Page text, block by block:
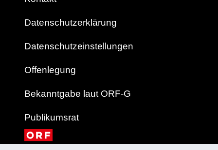
Datenschutzerklärung
Datenschutzeinstellungen
Offenlegung
Bekanntgabe laut ORF-G
Publikumsrat